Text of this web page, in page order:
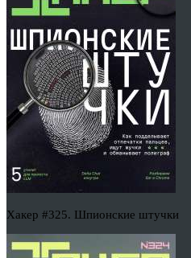
Хакер #325. Шпионские штучки